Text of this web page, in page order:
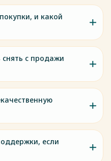
эффект для
стального сердечника
поверхностный
от конструкции
стального сердечника и
в пределах kп = 1,00 1,05
(с Изменением
определен опытным
принимать kп =
и какой
с продажи
если